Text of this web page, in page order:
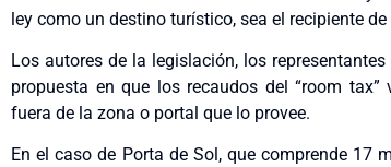
ley como un destino turístico, sea el recipiente
Los autores de la legislación, los
propuesta en que los recaudos del “room
fuera de la zona o portal que lo provee.
En el caso de Porta de Sol, que comprende 17